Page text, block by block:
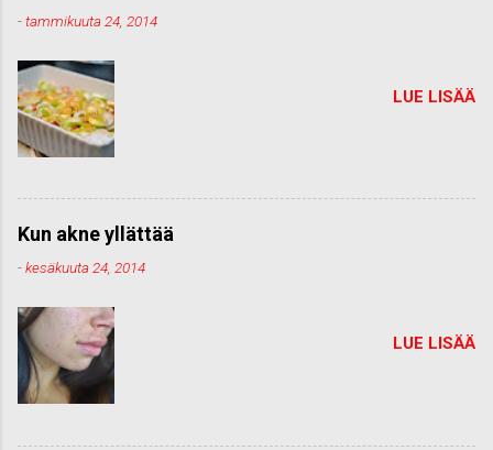
-tammikuuta 24, 2014
LUE LISÄÄ
Kun akne yllättää
-kesäkuuta 24, 2014
LUE LISÄÄ